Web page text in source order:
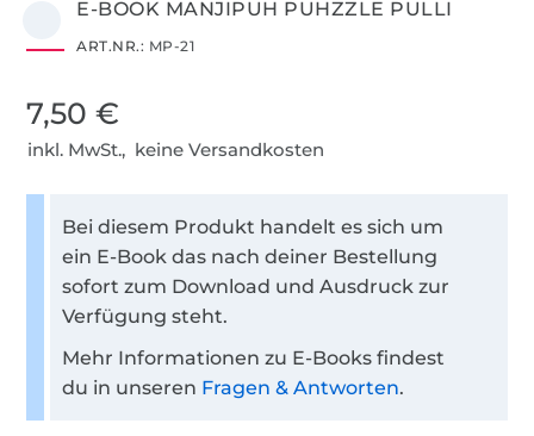
E-BOOK MANJIPUH PUHZZLE PULLI
ART.NR.: MP-21
7,50 €
inkl. MwSt., keine Versandkosten
Bei diesem Produkt handelt es sich um
ein E-Book das nach deiner Bestellung
sofort zum Download und Ausdruck zur
Verfügung steht.
Mehr Informationen zu E-Books findest
du in unseren Fragen & Antworten.